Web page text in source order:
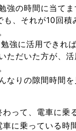
強の時間に当てま
も、それが10回積
強に活用できれ
ただいた方が、
なりの隙間時間
って、電車に乗
に乗っている時